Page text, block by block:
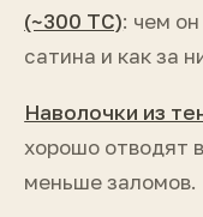
(~300 ТС): чем
сатина и как за
Наволочки из
хорошо отводят
меньше заломов.